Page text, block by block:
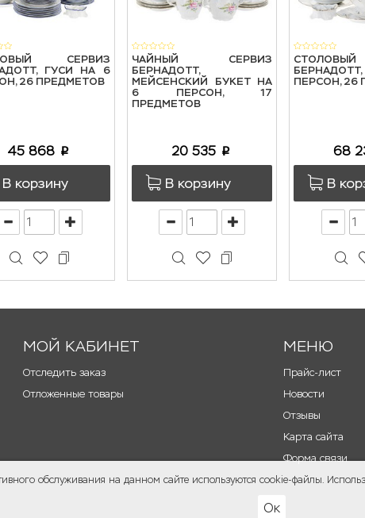
СЕРВИЗ
ГУСИ НА 6
26 ПРЕДМЕТОВ
45 868 p
В корзину
ЧАЙНЫЙ СЕРВИЗ
БЕРНАДОТТ,
МЕЙСЕНСКИЙ БУКЕТ НА
6 ПЕРСОН, 17
ПРЕДМЕТОВ
20 535 p
В корзину
ПЕРСОН, 26
68
В
МОЙ КАБИНЕТ
Отследить заказ
Отложенные товары
МЕНЮ
Прайс-лист
Новости
Отзывы
Карта сайта
Форма связи
обслуживания на данном сайте используются cookie-файлы.
Ок